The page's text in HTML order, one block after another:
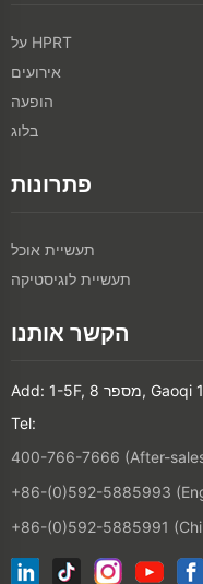
על HPRT
אירועים
הופעה
בלוג
פתרונות
תעשיית אוכל
תעשיית לוגיסטיקה
הקשר אותנו
Tel:
400-766-7666 (After-
+86-(0)592-5885993
+86-(0)592-5885991